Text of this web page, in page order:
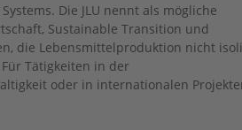
Die JLU nennt als mögliche
Sustainable Transition und
die Lebensmittelproduktion nicht
Tätigkeiten in der
oder in internationalen